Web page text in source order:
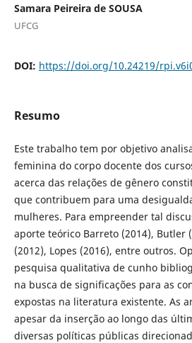
Samara Peireira de SOUSA
UFCG
DOI: https://doi.org/10.24219/
Resumo
Este trabalho tem por objetivo
feminina do corpo docente dos
acerca das relações de gênero
que contribuem para uma
mulheres. Para empreender tal
aporte teórico Barreto (2014), Butler
(2012), Lopes (2016), entre outros.
pesquisa qualitativa de cunho
na busca de significações para as
expostas na literatura existente. As
apesar da inserção ao longo das
diversas políticas públicas